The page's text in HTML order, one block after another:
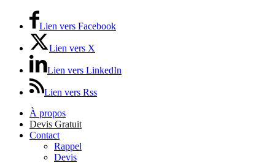
Lien vers Facebook
Lien vers X
Lien vers LinkedIn
Lien vers Rss
À propos
Devis Gratuit
Contact
Rappel
Devis